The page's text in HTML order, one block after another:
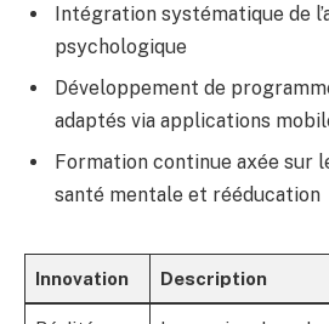
Intégration systématique de
psychologique
Développement de
adaptés via applications
Formation continue axée sur
santé mentale et rééducation
Innovation Description